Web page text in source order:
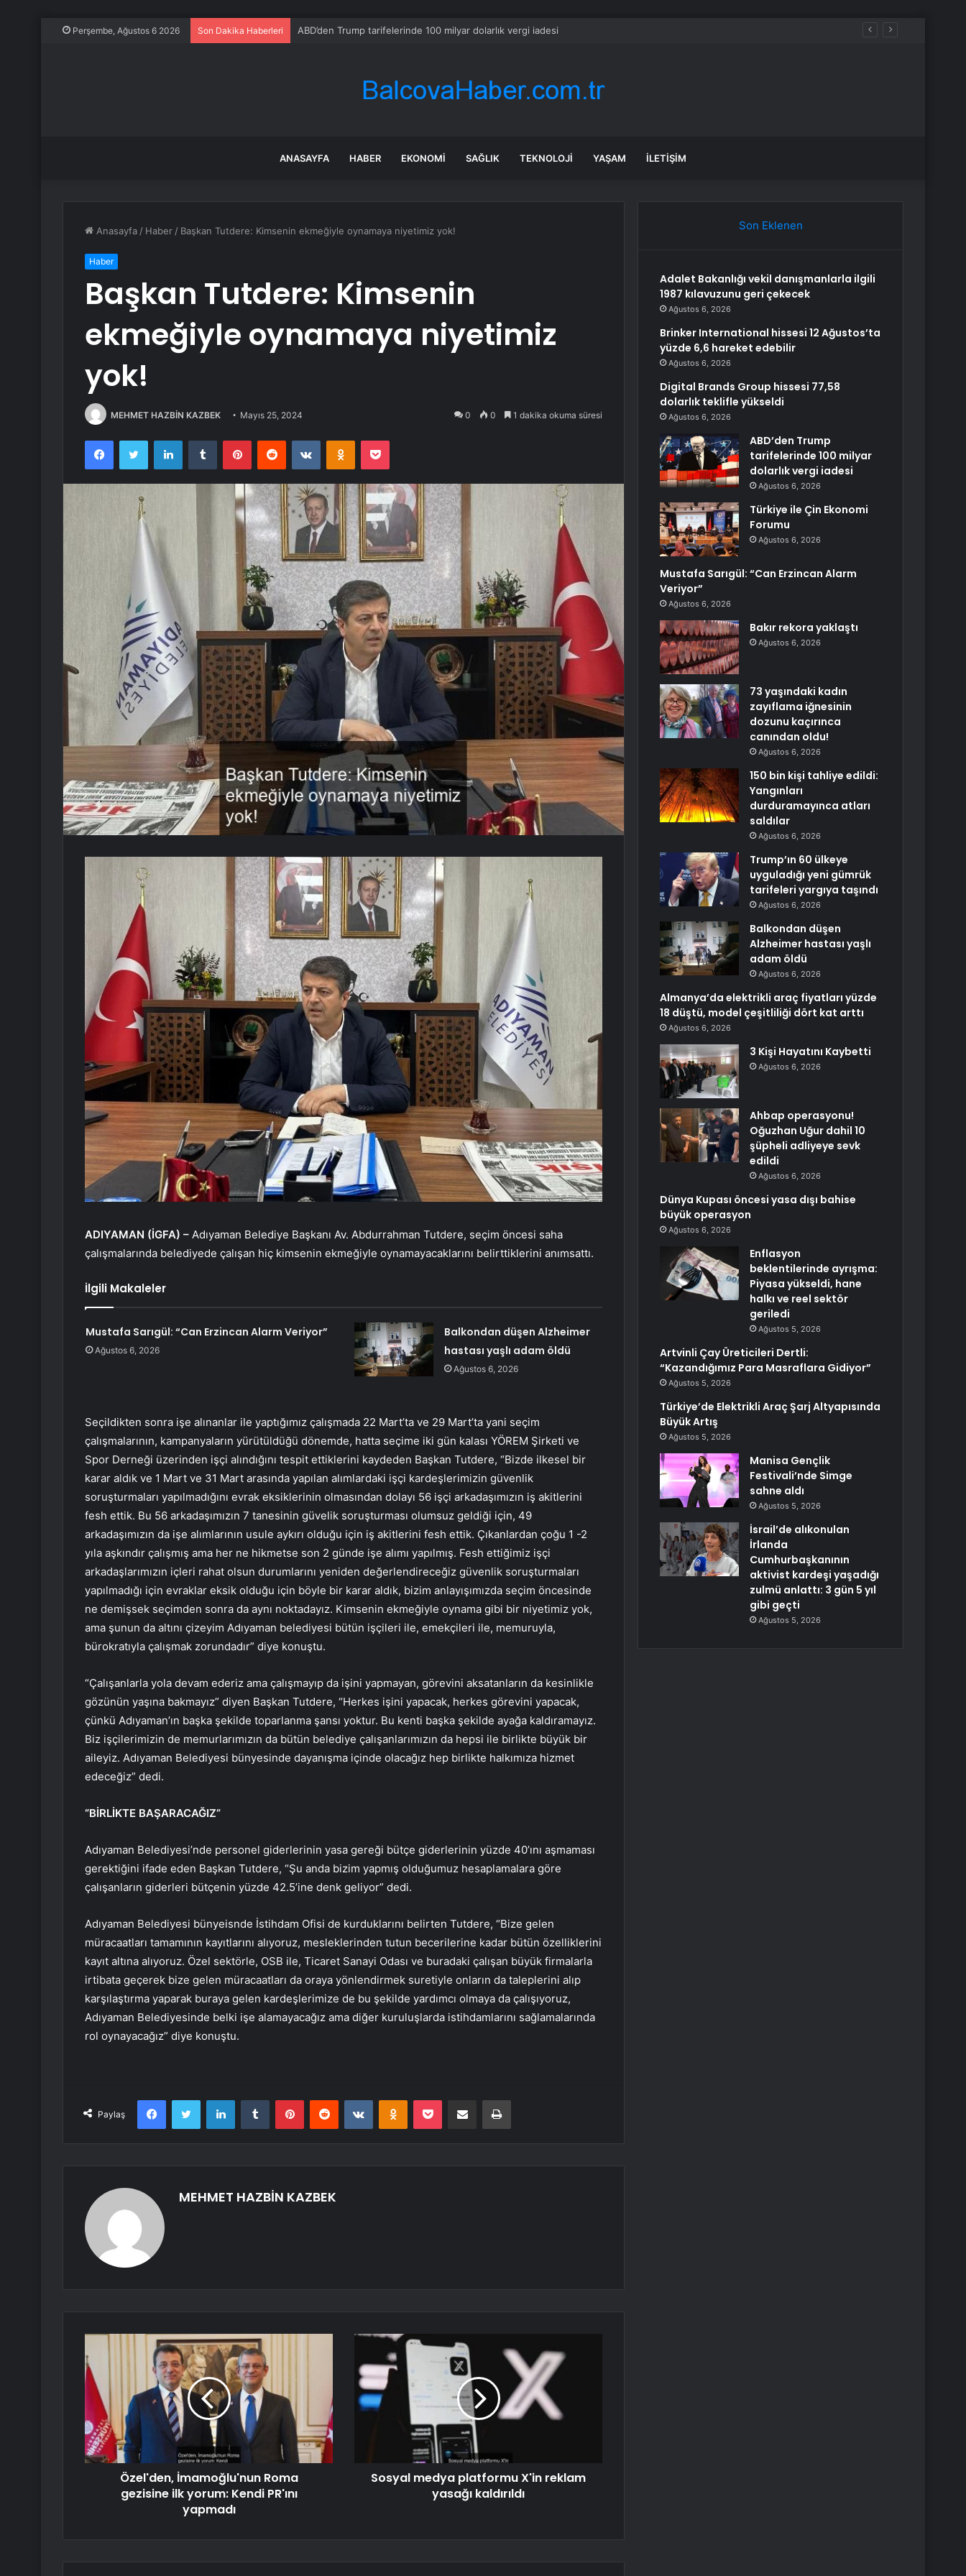
Perşembe, Ağustos 6 2026 Son Dakika Haberleri Türkiye ile Çin Ekonomi Forumu
ANASAYFA HABER EKONOMI SAĞLIK TEKNOLOJI YAŞAM İLETIŞIM
Anasayfa / Haber / Başkan Tutdere: Kimsenin ekmeğiyle oynamaya niyetimiz yok!
Haber
Başkan Tutdere: Kimsenin
ekmeğiyle oynamaya niyetimiz
yok!
MEHMET HAZBİN KAZBEK Mayıs 25, 2024 0 0 1 dakika okuma süresi
FacebookTwitter LinkedInTumblr PinterestReddit VKontakteOdnoklassniki
Pocket
ADIYAMAN (İGFA) – Adıyaman Belediye Başkanı Av. Abdurrahman Tutdere, seçim öncesi saha
çalışmalarında belediyede çalışan hiç kimsenin ekmeğiyle oynamayacaklarını belirttiklerini anımsattı.
İlgili Makaleler
Mustafa Sarıgül: “Can Erzincan Alarm Veriyor”
Ağustos 6, 2026
Balkondan düşen Alzheimer
hastası yaşlı adam öldü
Ağustos 6, 2026
Seçildikten sonra işe alınanlar ile yaptığımız çalışmada 22 Mart’ta ve 29 Mart’ta yani seçim
çalışmalarının, kampanyaların yürütüldüğü dönemde, hatta seçime iki gün kalası YÖREM Şirketi ve
Spor Derneği üzerinden işçi alındığını tespit ettiklerini kaydeden Başkan Tutdere, “Bizde ilkesel bir
karar aldık ve 1 Mart ve 31 Mart arasında yapılan alımlardaki işçi kardeşlerimizin güvenlik
soruşturmaları yapılmadığını evrak eksiklerinin olmasından dolayı 56 işçi arkadaşımızın iş akitlerini
fesh ettik. Bu 56 arkadaşımızın 7 tanesinin güvelik soruşturması olumsuz geldiği için, 49
arkadaşımızın da işe alımlarının usule aykırı olduğu için iş akitlerini fesh ettik. Çıkanlardan çoğu 1 -2
yıla aşkındır çalışmış ama her ne hikmetse son 2 günde işe alımı yapılmış. Fesh ettiğimiz işçi
arkadaşlarımızın içleri rahat olsun durumlarını yeniden değerlendireceğiz güvenlik soruşturmaları
yapılmadığı için evraklar eksik olduğu için böyle bir karar aldık, bizim anlayışımızda seçim öncesinde
ne demişsek seçimden sonra da aynı noktadayız. Kimsenin ekmeğiyle oynama gibi bir niyetimiz yok,
ama şunun da altını çizeyim Adıyaman belediyesi bütün işçileri ile, emekçileri ile, memuruyla,
bürokratıyla çalışmak zorundadır” diye konuştu.
“Çalışanlarla yola devam ederiz ama çalışmayıp da işini yapmayan, görevini aksatanların da kesinlikle
gözünün yaşına bakmayız” diyen Başkan Tutdere, “Herkes işini yapacak, herkes görevini yapacak,
çünkü Adıyaman’ın başka şekilde toparlanma şansı yoktur. Bu kenti başka şekilde ayağa kaldıramayız.
Biz işçilerimizin de memurlarımızın da bütün belediye çalışanlarımızın da hepsi ile birlikte büyük bir
aileyiz. Adıyaman Belediyesi bünyesinde dayanışma içinde olacağız hep birlikte halkımıza hizmet
edeceğiz” dedi.
“BİRLİKTE BAŞARACAĞIZ”
Adıyaman Belediyesi’nde personel giderlerinin yasa gereği bütçe giderlerinin yüzde 40’ını aşmaması
gerektiğini ifade eden Başkan Tutdere, “Şu anda bizim yapmış olduğumuz hesaplamalara göre
çalışanların giderleri bütçenin yüzde 42.5’ine denk geliyor” dedi.
Adıyaman Belediyesi bünyeisnde İstihdam Ofisi de kurduklarını belirten Tutdere, “Bize gelen
müracaatları tamamının kayıtlarını alıyoruz, mesleklerinden tutun becerilerine kadar bütün özelliklerini
kayıt altına alıyoruz. Özel sektörle, OSB ile, Ticaret Sanayi Odası ve buradaki çalışan büyük firmalarla
irtibata geçerek bize gelen müracaatları da oraya yönlendirmek suretiyle onların da taleplerini alıp
karşılaştırma yaparak buraya gelen kardeşlerimize de bu şekilde yardımcı olmaya da çalışıyoruz,
Adıyaman Belediyesinde belki işe alamayacağız ama diğer kuruluşlarda istihdamlarını sağlamalarında
rol oynayacağız” diye konuştu.
Paylaş
FacebookTwitter LinkedInTumblr PinterestReddit VKontakteOdnoklassniki
Pocket E-Posta ile paylaş Yazdır
MEHMET HAZBİN KAZBEK
Özel'den, İmamoğlu'nun Roma
gezisine ilk yorum: Kendi PR'ını
yapmadı
Sosyal medya platformu X'in reklam
yasağı kaldırıldı
Son Eklenen
Adalet Bakanlığı vekil danışmanlarla ilgili
1987 kılavuzunu geri çekecek
Ağustos 6, 2026
Brinker International hissesi 12 Ağustos’ta
yüzde 6,6 hareket edebilir
Ağustos 6, 2026
Digital Brands Group hissesi 77,58
dolarlık teklifle yükseldi
Ağustos 6, 2026
ABD’den Trump
tarifelerinde 100 milyar
dolarlık vergi iadesi
Ağustos 6, 2026
Türkiye ile Çin Ekonomi
Forumu
Ağustos 6, 2026
Mustafa Sarıgül: “Can Erzincan Alarm
Veriyor”
Ağustos 6, 2026
Bakır rekora yaklaştı
Ağustos 6, 2026
73 yaşındaki kadın
zayıflama iğnesinin
dozunu kaçırınca
canından oldu!
Ağustos 6, 2026
150 bin kişi tahliye edildi:
Yangınları
durduramayınca atları
saldılar
Ağustos 6, 2026
Trump’ın 60 ülkeye
uyguladığı yeni gümrük
tarifeleri yargıya taşındı
Ağustos 6, 2026
Balkondan düşen
Alzheimer hastası yaşlı
adam öldü
Ağustos 6, 2026
Almanya’da elektrikli araç fiyatları yüzde
18 düştü, model çeşitliliği dört kat arttı
Ağustos 6, 2026
3 Kişi Hayatını Kaybetti
Ağustos 6, 2026
Ahbap operasyonu!
Oğuzhan Uğur dahil 10
şüpheli adliyeye sevk
edildi
Ağustos 6, 2026
Dünya Kupası öncesi yasa dışı bahise
büyük operasyon
Ağustos 6, 2026
Enflasyon
beklentilerinde ayrışma:
Piyasa yükseldi, hane
halkı ve reel sektör
geriledi
Ağustos 5, 2026
Artvinli Çay Üreticileri Dertli:
“Kazandığımız Para Masraflara Gidiyor”
Ağustos 5, 2026
Türkiye’de Elektrikli Araç Şarj Altyapısında
Büyük Artış
Ağustos 5, 2026
Manisa Gençlik
Festivali’nde Simge
sahne aldı
Ağustos 5, 2026
İsrail’de alıkonulan
İrlanda
Cumhurbaşkanının
aktivist kardeşi yaşadığı
zulmü anlattı: 3 gün 5 yıl
gibi geçti
Ağustos 5, 2026